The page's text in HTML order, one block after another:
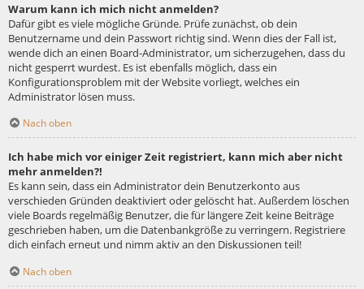
Warum kann ich mich nicht anmelden?
Dafür gibt es viele mögliche Gründe. Prüfe zunächst, ob dein
Benutzername und dein Passwort richtig sind. Wenn dies der Fall ist,
wende dich an einen Board-Administrator, um sicherzugehen, dass du
nicht gesperrt wurdest. Es ist ebenfalls möglich, dass ein
Konfigurationsproblem mit der Website vorliegt, welches ein
Administrator lösen muss.
Nach oben
Ich habe mich vor einiger Zeit registriert, kann mich aber nicht
mehr anmelden?!
Es kann sein, dass ein Administrator dein Benutzerkonto aus
verschieden Gründen deaktiviert oder gelöscht hat. Außerdem löschen
viele Boards regelmäßig Benutzer, die für längere Zeit keine Beiträge
geschrieben haben, um die Datenbankgröße zu verringern. Registriere
dich einfach erneut und nimm aktiv an den Diskussionen teil!
Nach oben